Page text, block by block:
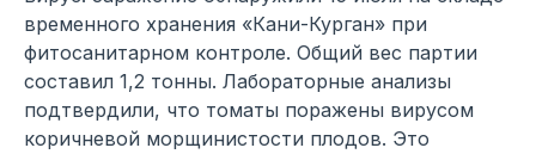
временного хранения «Кани-Курган» при
фитосанитарном контроле. Общий вес партии
составил 1,2 тонны. Лабораторные анализы
подтвердили, что томаты поражены вирусом
коричневой морщинистости плодов. Это